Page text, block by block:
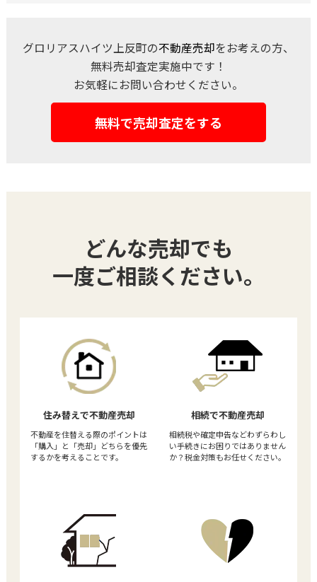
グロリアスハイツ上反町の不動産売却をお考えの方、
無料売却査定実施中です！
お気軽にお問い合わせください。
無料で売却査定をする
どんな売却でも
一度ご相談ください。
住み替えで不動産売却
不動産を住替える際のポイントは
「購入」と「売却」どちらを優先
するかを考えることです。
相続で不動産売却
相続税や確定申告などわずらわし
い手続きにお困りではありません
か？税金対策もお任せください。